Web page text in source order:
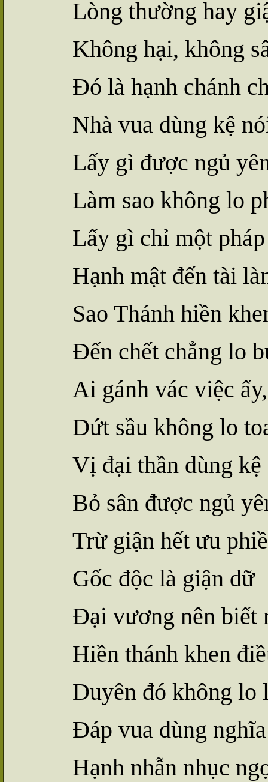
Lòng thường hay
Không hại, không
Đó là hạnh chánh
Nhà vua dùng kệ
Lấy gì được ngủ
Làm sao không lo
Lấy gì chỉ một pháp
Hạnh mật đến tài l
Sao Thánh hiền
Đến chết chẳng lo
Ai gánh vác việc ấy,
Dứt sầu không lo
Vị đại thần dùng kệ
Bỏ sân được ngủ
Trừ giận hết ưu
Gốc độc là giận dữ
Đại vương nên biết
Hiền thánh khen
Duyên đó không lo
Đáp vua dùng
Hạnh nhẫn nhục